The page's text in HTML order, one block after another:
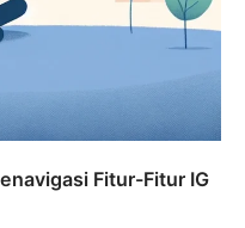
Fitur-Fitur IG